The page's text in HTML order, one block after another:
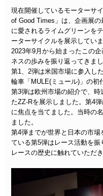
現在開催しているモーターサ
of Good Times」は、企画展
に愛されるライムグリーンを
ーターサイクルを展示していま
2023年9月から始まったこの
ネスの歩みを振り返ってきまし
第1、2弾は米国市場に参入し
輪車「MULE(ミュール)」の初
第3弾は欧州市場の紹介で、
たZZ-Rを展示しました。第4
に焦点を当てました。当時の
ました。
第4弾までが世界と日本の市
ている第5弾はレース活動を
レースの歴史に触れていただ